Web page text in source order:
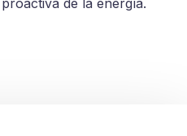
de la energía.